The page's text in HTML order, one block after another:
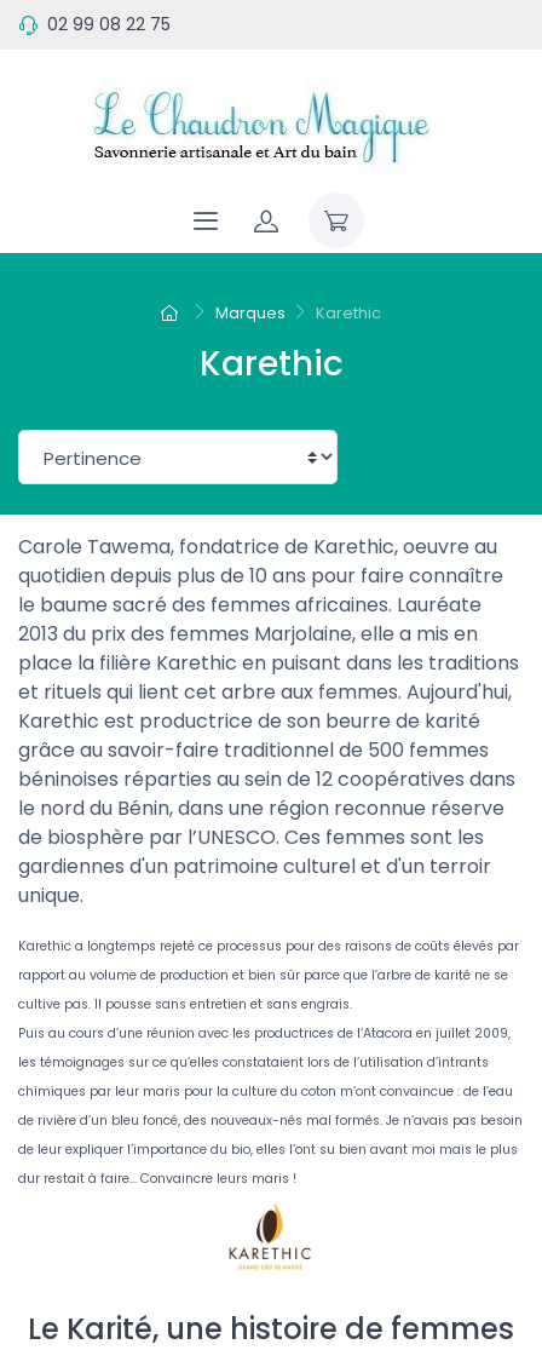
02 99 08 22 75
Marques Karethic
Karethic
Carole Tawema, fondatrice de Karethic, oeuvre au
quotidien depuis plus de 10 ans pour faire connaître
le baume sacré des femmes africaines. Lauréate
2013 du prix des femmes Marjolaine, elle a mis en
place la filière Karethic en puisant dans les traditions
et rituels qui lient cet arbre aux femmes. Aujourd'hui,
Karethic est productrice de son beurre de karité
grâce au savoir-faire traditionnel de 500 femmes
béninoises réparties au sein de 12 coopératives dans
le nord du Bénin, dans une région reconnue réserve
de biosphère par l’UNESCO. Ces femmes sont les
gardiennes d'un patrimoine culturel et d'un terroir
unique.
Karethic a longtemps rejeté ce processus pour des raisons de coûts élevés par
rapport au volume de production et bien sûr parce que l’arbre de karité ne se
cultive pas. Il pousse sans entretien et sans engrais.
Puis au cours d’une réunion avec les productrices de l’Atacora en juillet 2009,
les témoignages sur ce qu’elles constataient lors de l’utilisation d’intrants
chimiques par leur maris pour la culture du coton m’ont convaincue : de l’eau
de rivière d’un bleu foncé, des nouveaux-nés mal formés. Je n’avais pas besoin
de leur expliquer l’importance du bio, elles l’ont su bien avant moi mais le plus
dur restait à faire… Convaincre leurs maris !
Le Karité, une histoire de femmes